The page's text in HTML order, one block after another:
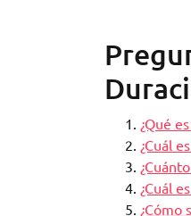
¿Qué
¿Cuál
¿Cuál
¿Cómo